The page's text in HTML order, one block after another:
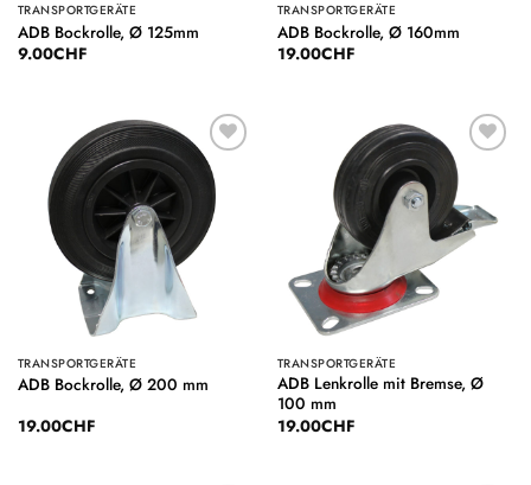
TRANSPORTGERÄTE
ADB Bockrolle, Ø 125mm
9.00CHF
TRANSPORTGERÄTE
ADB Bockrolle, Ø 160mm
19.00CHF
Auf die
Wunschliste
TRANSPORTGERÄTE
ADB Bockrolle, Ø 200 mm
19.00CHF
Auf die
Wunschliste
TRANSPORTGERÄTE
ADB Lenkrolle mit Bremse, Ø
100 mm
19.00CHF